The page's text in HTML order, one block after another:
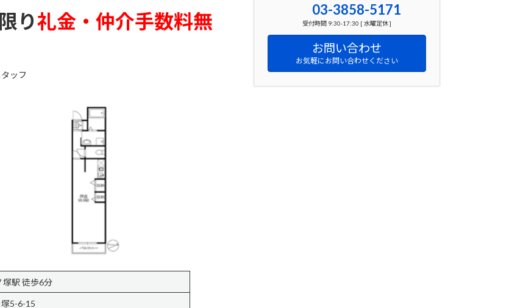
り礼金・仲介手数料無
ッフ
塚駅 徒歩6分
5-6-15
03-3858-5171
受付時間 9:30-17:30 [ 水曜定休 ]
お問い合わせ
お気軽にお問い合わせください